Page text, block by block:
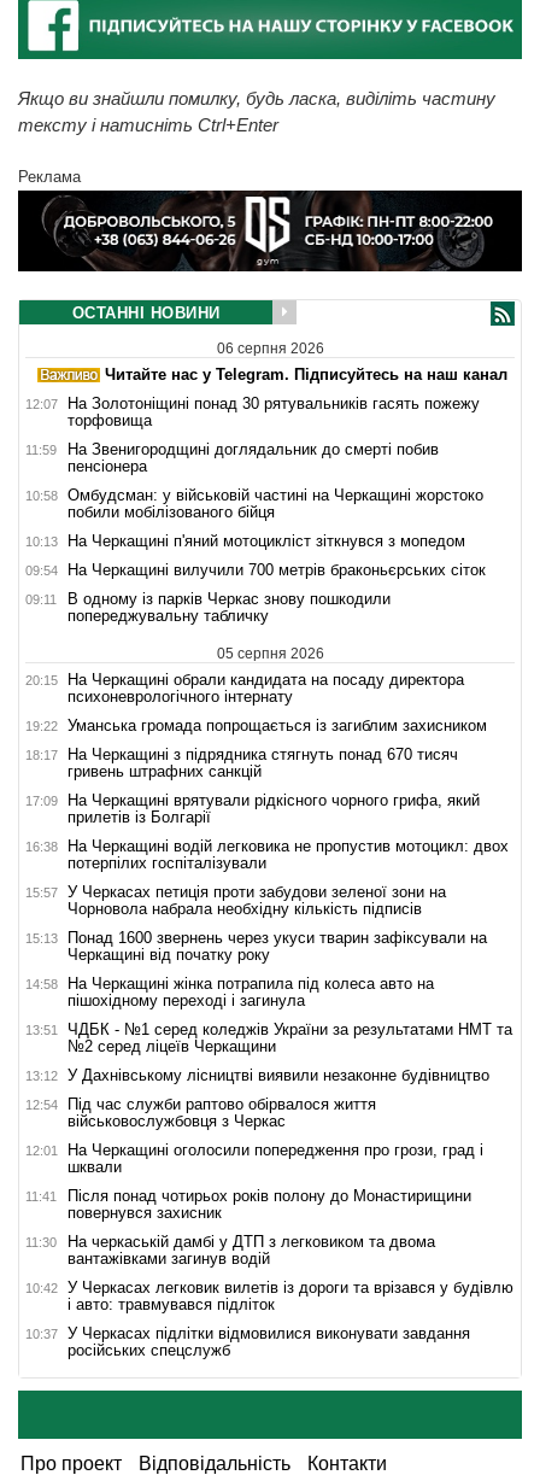
Якщо ви знайшли помилку, будь ласка, виділіть частину
тексту і натисніть Ctrl+Enter
Реклама
ОСТАННІ НОВИНИ
06 серпня 2026
Читайте нас у Telegram. Підписуйтесь на наш канал
12:07
На Золотоніщині понад 30 рятувальників гасять пожежу
торфовища
11:59
На Звенигородщині доглядальник до смерті побив
пенсіонера
10:58
Омбудсман: у військовій частині на Черкащині жорстоко
побили мобілізованого бійця
10:13 На Черкащині п'яний мотоцикліст зіткнувся з мопедом
09:54 На Черкащині вилучили 700 метрів браконьєрських сіток
09:11
В одному із парків Черкас знову пошкодили
попереджувальну табличку
05 серпня 2026
20:15
На Черкащині обрали кандидата на посаду директора
психоневрологічного інтернату
19:22 Уманська громада попрощається із загиблим захисником
18:17
На Черкащині з підрядника стягнуть понад 670 тисяч
гривень штрафних санкцій
17:09
На Черкащині врятували рідкісного чорного грифа, який
прилетів із Болгарії
16:38
На Черкащині водій легковика не пропустив мотоцикл: двох
потерпілих госпіталізували
15:57
У Черкасах петиція проти забудови зеленої зони на
Чорновола набрала необхідну кількість підписів
15:13
Понад 1600 звернень через укуси тварин зафіксували на
Черкащині від початку року
14:58
На Черкащині жінка потрапила під колеса авто на
пішохідному переході і загинула
13:51
ЧДБК - №1 серед коледжів України за результатами НМТ та
№2 серед ліцеїв Черкащини
13:12 У Дахнівському лісництві виявили незаконне будівництво
12:54
Під час служби раптово обірвалося життя
військовослужбовця з Черкас
12:01
На Черкащині оголосили попередження про грози, град і
шквали
11:41
Після понад чотирьох років полону до Монастирищини
повернувся захисник
11:30
На черкаській дамбі у ДТП з легковиком та двома
вантажівками загинув водій
10:42
У Черкасах легковик вилетів із дороги та врізався у будівлю
і авто: травмувався підліток
10:37
У Черкасах підлітки відмовилися виконувати завдання
російських спецслужб
Про проект Відповідальність Контакти